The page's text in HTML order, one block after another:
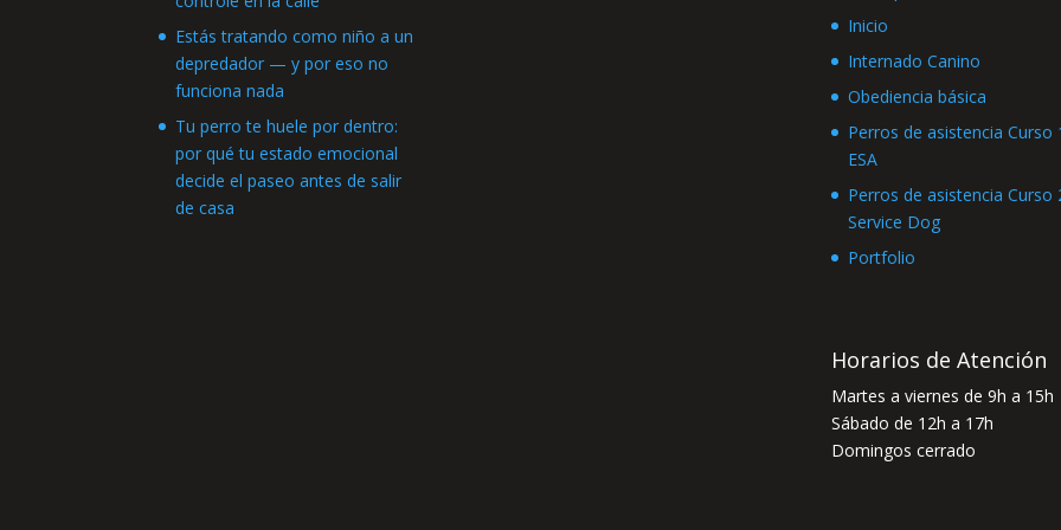
Estás tratando como niño a un
depredador — y por eso no
funciona nada
Tu perro te huele por dentro:
por qué tu estado emocional
decide el paseo antes de salir
de casa
Inicio
Internado Canino
Obediencia básica
Perros de asistencia Curso
ESA
Perros de asistencia Curso
Service Dog
Portfolio
Horarios de Atención
Martes a viernes de 9h a 15h
Sábado de 12h a 17h
Domingos cerrado